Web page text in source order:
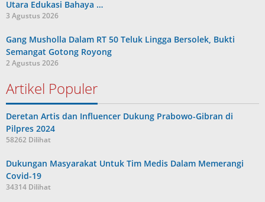
Utara Edukasi Bahaya …
3 Agustus 2026
Gang Musholla Dalam RT 50 Teluk Lingga Bersolek, Bukti
Semangat Gotong Royong
2 Agustus 2026
Artikel Populer
Deretan Artis dan Influencer Dukung Prabowo-Gibran di
Pilpres 2024
58262 Dilihat
Dukungan Masyarakat Untuk Tim Medis Dalam Memerangi
Covid-19
34314 Dilihat